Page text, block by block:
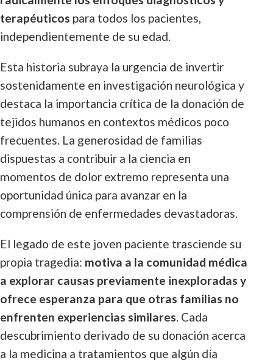
terapéuticos para todos los pacientes,
independientemente de su edad.
Esta historia subraya la urgencia de invertir
sostenidamente en investigación neurológica y
destaca la importancia crítica de la donación de
tejidos humanos en contextos médicos poco
frecuentes. La generosidad de familias
dispuestas a contribuir a la ciencia en
momentos de dolor extremo representa una
oportunidad única para avanzar en la
comprensión de enfermedades devastadoras.
El legado de este joven paciente trasciende su
propia tragedia: motiva a la comunidad médica
a explorar causas previamente inexploradas y
ofrece esperanza para que otras familias no
enfrenten experiencias similares. Cada
descubrimiento derivado de su donación acerca
a la medicina a tratamientos que algún día